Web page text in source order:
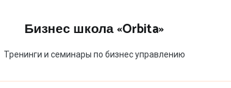
Бизнес школа «Orbita»
Тренинги и семинары по бизнес управлению